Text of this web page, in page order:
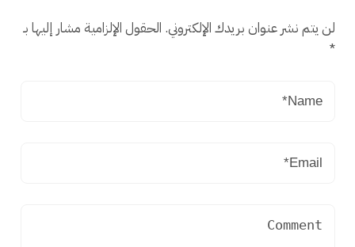
لن يتم نشر عنوان بريدك الإلكتروني. الحقول الإلزامية مشار إليها بـ
*